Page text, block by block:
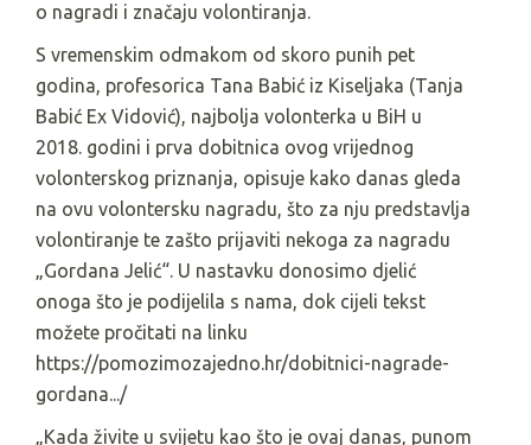
o nagradi i značaju volontiranja.
S vremenskim odmakom od skoro punih pet
godina, profesorica Tana Babić iz Kiseljaka (Tanja
Babić Ex Vidović), najbolja volonterka u BiH u
2018. godini i prva dobitnica ovog vrijednog
volonterskog priznanja, opisuje kako danas gleda
na ovu volontersku nagradu, što za nju predstavlja
volontiranje te zašto prijaviti nekoga za nagradu
„Gordana Jelić“. U nastavku donosimo djelić
onoga što je podijelila s nama, dok cijeli tekst
možete pročitati na linku
https://pomozimozajedno.hr/dobitnici-nagrade-
gordana.../
„Kada živite u svijetu kao što je ovaj danas, punom